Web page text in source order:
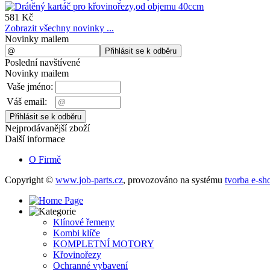
581 Kč
Zobrazit všechny novinky ...
Novinky mailem
Poslední navštívené
Novinky mailem
Vaše jméno:
Váš email:
Nejprodávanější zboží
Další informace
O Firmě
Copyright © www.job-parts.cz, provozováno na systému tvorba e-
Klínové řemeny
Kombi klíče
KOMPLETNÍ MOTORY
Křovinořezy
Ochranné vybavení